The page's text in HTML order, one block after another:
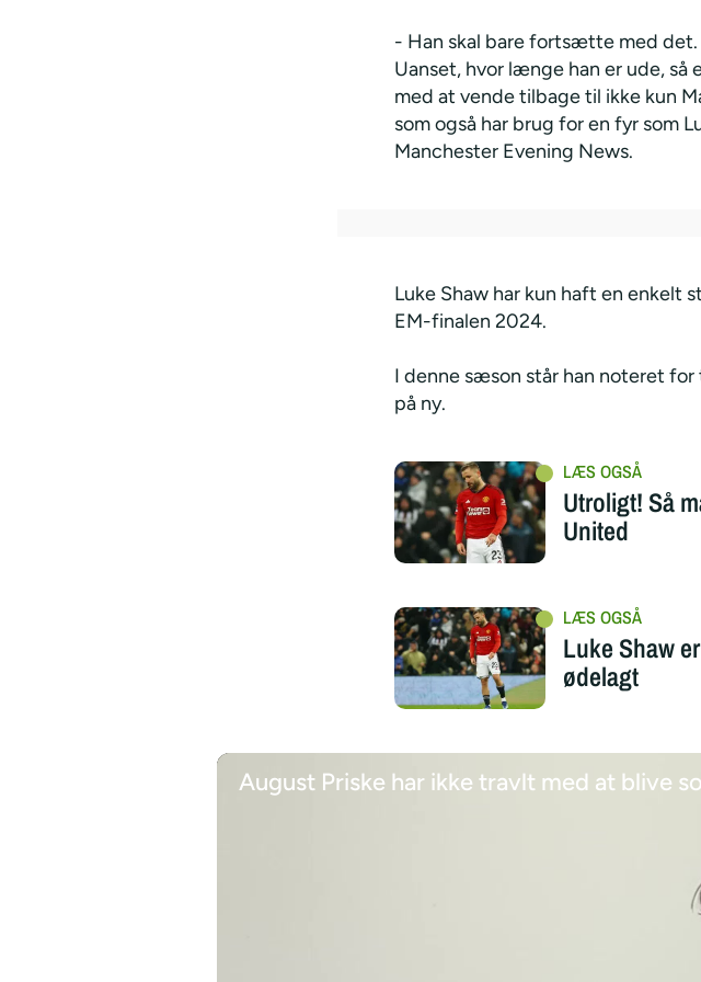
- Han skal bare fortsætte med det.
Uanset, hvor længe han er ude,
med at vende tilbage til ikke kun
som også har brug for en fyr som
Manchester Evening News.
Luke Shaw har kun haft en enkelt
EM-finalen 2024.
I denne sæson står han noteret
på ny.
Utroligt! Så
United
Luke Shaw
ødelagt
August Priske har ikke travlt med at blive